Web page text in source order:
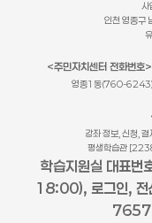
인천 영종구
<주민자치센터 전화번호>
영종1동(760-
강좌 정보, 신청,
평생학습관
학습지원실 대표
18:00), 로그인,